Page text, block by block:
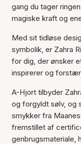
gang du tager
magiske kraft og
Med sit tidløse
symbolik, er Zahra
for dig, der ønsker
inspirerer og
A-Hjort tilbyder
og forgyldt sølv, og
smykker fra
fremstillet af
genbrugsmateriale,